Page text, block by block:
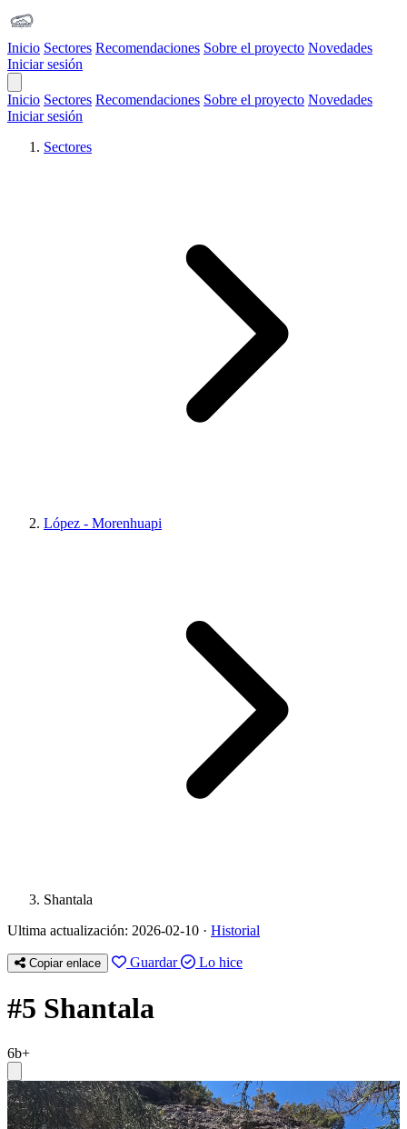
Inicio Sectores Recomendaciones Sobre el proyecto Novedades
Iniciar sesión
Inicio Sectores Recomendaciones Sobre el proyecto Novedades
Iniciar sesión
Sectores
López - Morenhuapi
Shantala
Ultima actualización: 2026-02-10 · Historial
Copiar enlace Guardar Lo hice
#5 Shantala
6b+